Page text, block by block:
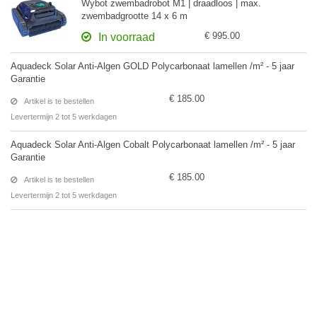
Wybot zwembadrobot M1 | draadloos | max.
zwembadgrootte 14 x 6 m
In voorraad € 995.00
Aquadeck Solar Anti-Algen GOLD Polycarbonaat lamellen /m² - 5 jaar
Garantie
Artikel is te bestellen
Levertermijn 2 tot 5 werkdagen
€ 185.00
Aquadeck Solar Anti-Algen Cobalt Polycarbonaat lamellen /m² - 5 jaar
Garantie
Artikel is te bestellen
Levertermijn 2 tot 5 werkdagen
€ 185.00